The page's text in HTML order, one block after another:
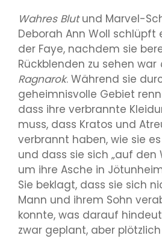
Wahres Blutund Marvel-
Deborah Ann Woll schlüpft
der Faye, nachdem sie
Rückblenden zu sehen war
Ragnarok. Während sie
geheimnisvolle Gebiet
dass ihre verbrannte
muss, dass Kratos und
verbrannt haben, wie sie
und dass sie sich „auf den
um ihre Asche in
Sie beklagt, dass sie sich
Mann und ihrem Sohn
konnte, was darauf
zwar geplant, aber